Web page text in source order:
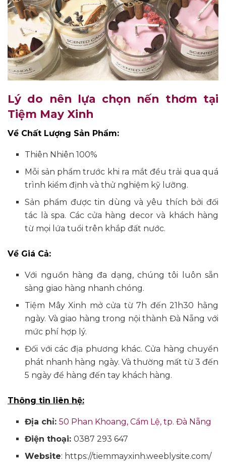
Lý do nên lựa chọn nến thơm tại
Tiệm May Xinh
Về Chất Lượng Sản Phẩm:
Thiên Nhiên 100%
Mỗi sản phẩm trước khi ra mắt đều trải qua quá
trình kiểm định và thử nghiệm kỹ lưỡng.
Sản phẩm được tin dùng và yêu thích bởi đối
tác là spa. Các cửa hàng decor và khách hàng
từ mọi lứa tuổi trên khắp đất nước.
Về Giá Cả:
Với nguồn hàng đa dạng, chúng tôi luôn sẵn
sàng giao hàng nhanh chóng.
Tiệm Mây Xinh mở cửa từ 7h đến 21h30 hằng
ngày. Và giao hàng trong nội thành Đà Nẵng với
mức phí hợp lý.
Đối với các địa phương khác. Cửa hàng chuyển
phát nhanh hàng ngày. Và thường mất từ 3 đến
5 ngày để hàng đến tay khách hàng.
Thông tin liên hệ:
Địa chỉ:50 Phan Khoang, Cẩm Lệ, tp. Đà Nẵng
Điện thoại:0387 293 647
Website: https://tiemmayxinh.weeblysite.com/